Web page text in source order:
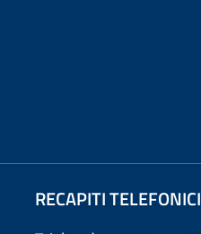
RECAPITI TELEFONICI